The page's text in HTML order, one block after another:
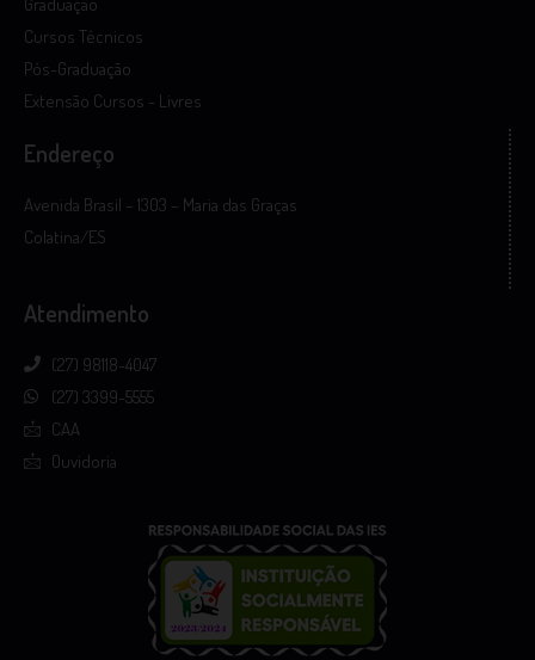
Cursos Técnicos
Pós-Graduação
Extensão Cursos - Livres
Endereço
Avenida Brasil – 1303 – Maria das Graças
Colatina/ES
Atendimento
(27) 98118-4047
(27) 3399-5555
CAA
Ouvidoria